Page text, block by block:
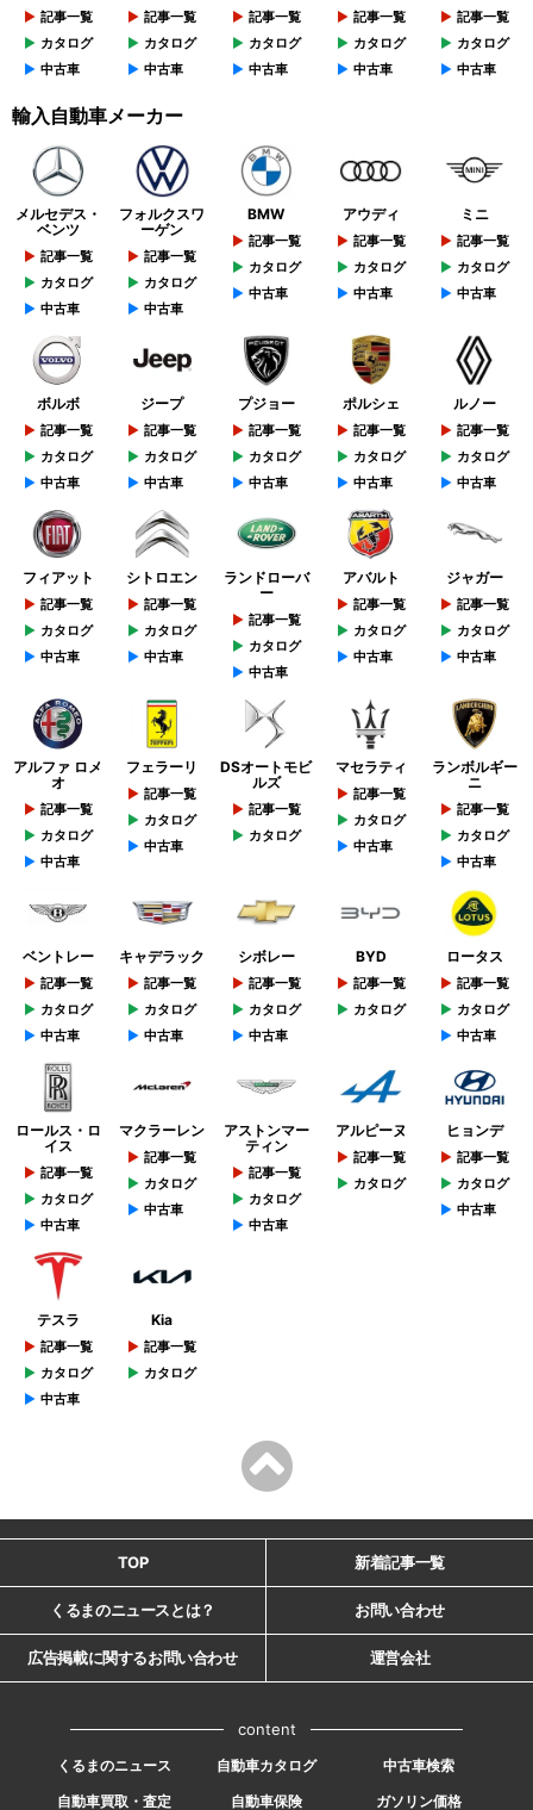
記事一覧
カタログ
中古車
記事一覧
カタログ
中古車
記事一覧
カタログ
中古車
記事一覧
カタログ
中古車
記事一覧
カタログ
中古車
輸入自動車メーカー
メルセデス・
ベンツ
記事一覧
カタログ
中古車
フォルクスワ
ーゲン
記事一覧
カタログ
中古車
BMW
記事一覧
カタログ
中古車
アウディ
記事一覧
カタログ
中古車
ミニ
記事一覧
カタログ
中古車
ボルボ
記事一覧
カタログ
中古車
ジープ
記事一覧
カタログ
中古車
プジョー
記事一覧
カタログ
中古車
ポルシェ
記事一覧
カタログ
中古車
ルノー
記事一覧
カタログ
中古車
フィアット
記事一覧
カタログ
中古車
シトロエン
記事一覧
カタログ
中古車
ランドローバ
ー
記事一覧
カタログ
中古車
アバルト
記事一覧
カタログ
中古車
ジャガー
記事一覧
カタログ
中古車
アルファ ロメ
オ
記事一覧
カタログ
中古車
フェラーリ
記事一覧
カタログ
中古車
DSオートモビ
ルズ
記事一覧
カタログ
マセラティ
記事一覧
カタログ
中古車
ランボルギー
ニ
記事一覧
カタログ
中古車
ベントレー
記事一覧
カタログ
中古車
キャデラック
記事一覧
カタログ
中古車
シボレー
記事一覧
カタログ
中古車
BYD
記事一覧
カタログ
ロータス
記事一覧
カタログ
中古車
ロールス・ロ
イス
記事一覧
カタログ
中古車
マクラーレン
記事一覧
カタログ
中古車
アストンマー
ティン
記事一覧
カタログ
中古車
アルピーヌ
記事一覧
カタログ
ヒョンデ
記事一覧
カタログ
中古車
テスラ
記事一覧
カタログ
中古車
Kia
記事一覧
カタログ
TOP 新着記事一覧
くるまのニュースとは？ お問い合わせ
広告掲載に関するお問い合わせ 運営会社
content
くるまのニュース 自動車カタログ
中古車検索
自動車買取・査定
自動車保険 ガソリン価格